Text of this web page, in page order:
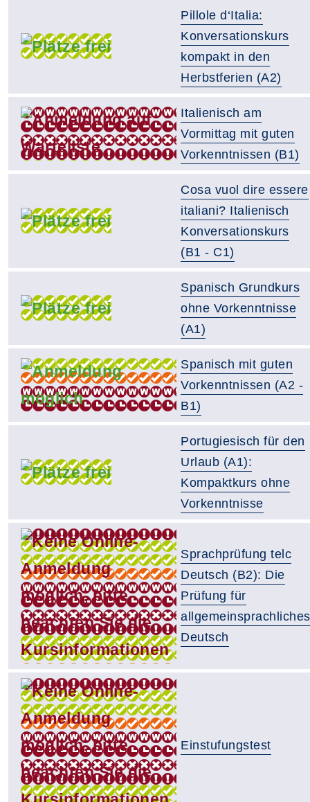
Pillole d‘Italia:
Konversationskurs
kompakt in den
Herbstferien (A2)
Italienisch am
Vormittag mit guten
Vorkenntnissen (B1)
Cosa vuol dire essere
italiani? Italienisch
Konversationskurs
(B1 - C1)
Spanisch Grundkurs
ohne Vorkenntnisse
(A1)
Spanisch mit guten
Vorkenntnissen (A2 -
B1)
Portugiesisch für den
Urlaub (A1):
Kompaktkurs ohne
Vorkenntnisse
Sprachprüfung telc
Deutsch (B2): Die
Prüfung für
allgemeinsprachliches
Deutsch
Einstufungstest